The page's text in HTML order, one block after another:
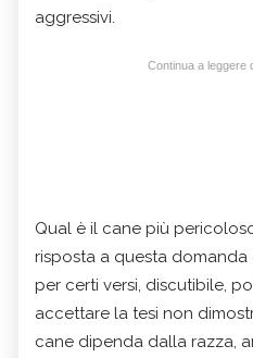
aggressivi.
Continua a leggere
Qual è il cane più
risposta a questa
per certi versi, discutibile,
accettare la tesi non
cane dipenda dalla razza,